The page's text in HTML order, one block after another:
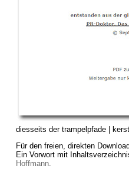
diesseits der trampelpfade |
Für den freien, direkten
Ein Vorwort mit
Hoffmann.